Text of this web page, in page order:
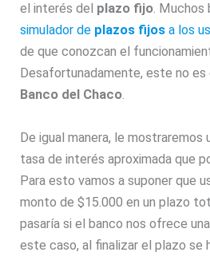
el interés del plazo fijo. Muchos
simulador de plazos fijos a los
de que conozcan el
Desafortunadamente, este no es
Banco del Chaco.
De igual manera, le mostraremos
tasa de interés aproximada que
Para esto vamos a suponer que
monto de $15.000 en un plazo
pasaría si el banco nos ofrece
este caso, al finalizar el plazo se